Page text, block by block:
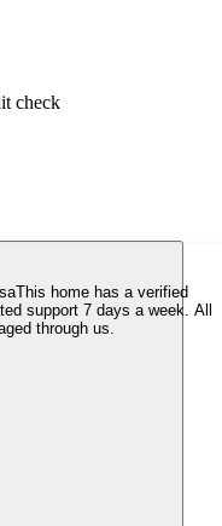
check
This home has a verified
support 7 days a week. All
through us.